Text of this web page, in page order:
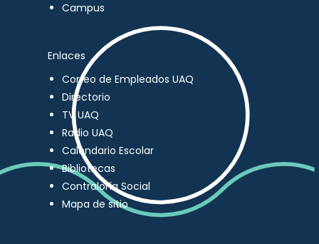
Campus
Enlaces
Correo de Empleados UAQ
Directorio
TV UAQ
Radio UAQ
Calendario Escolar
Bibliotecas
Contraloría Social
Mapa de sitio